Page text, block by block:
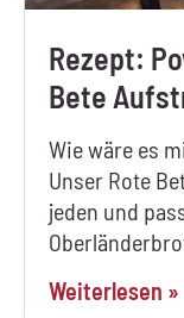
Rezept:
Bete
Wie wäre es
Unser Rote
jeden und
Weiterlesen »